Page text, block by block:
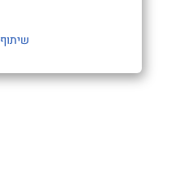
שיתוף